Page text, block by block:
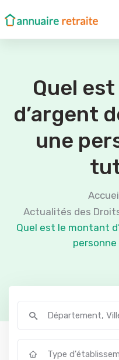
Quel
d’argent
une
Actualités des
Quel est le montant
Type